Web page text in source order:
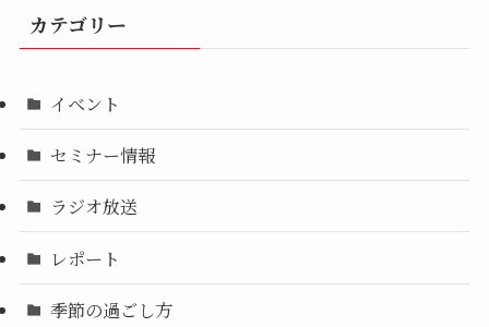
カテゴリー
イベント
セミナー情報
ラジオ放送
レポート
季節の過ごし方